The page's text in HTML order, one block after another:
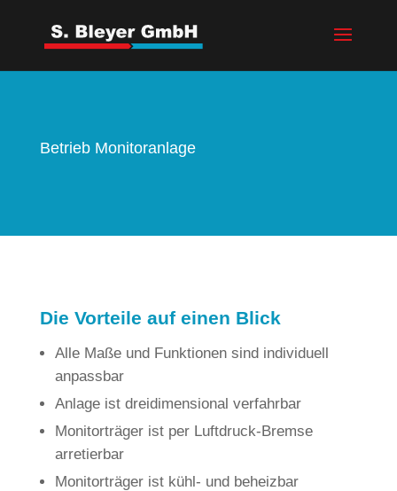
Betrieb Monitoranlage
Die Vorteile auf einen Blick
Alle Maße und Funktionen sind individuell
anpassbar
Anlage ist dreidimensional verfahrbar
Monitorträger ist per Luftdruck-Bremse
arretierbar
Monitorträger ist kühl- und beheizbar